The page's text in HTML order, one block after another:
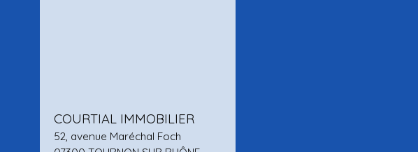
COURTIAL IMMOBILIER
52, avenue Maréchal Foch